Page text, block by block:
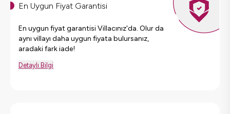
En Uygun Fiyat Garantisi
En uygun fiyat garantisi Villacınız'da. Olur da
aynı villayı daha uygun fiyata bulursanız,
aradaki fark iade!
Detaylı Bilgi